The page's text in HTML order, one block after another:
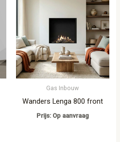
Gas Inbouw
Wanders Lenga 800 front
Prijs: Op aanvraag